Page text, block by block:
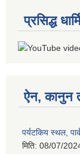
प्रसिद्ध
ऐन, कानुन
पर्यटकिय स्थल,
मिति: 08/07/